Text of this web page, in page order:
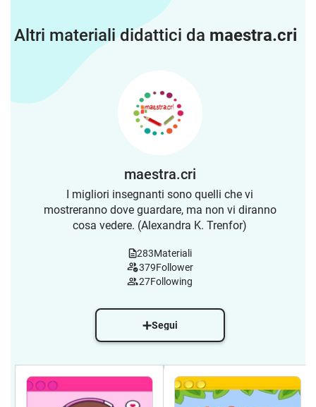
Altri materiali didattici da maestra.cri
maestra.cri
I migliori insegnanti sono quelli che vi
mostreranno dove guardare, ma non vi diranno
cosa vedere. (Alexandra K. Trenfor)
283Materiali
379Follower
27Following
Segui